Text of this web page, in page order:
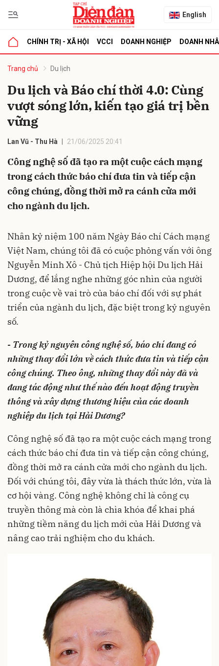
English
CHÍNH TRỊ - XÃ HỘI VCCI DOANH NGHIỆP DOANH
Trang chủ Du lịch
Du lịch và Báo chí thời 4.0: Cùng
vượt sóng lớn, kiến tạo giá trị bền
vững
Lan Vũ - Thu Hà 21/06/2025 20:41
Công nghệ số đã tạo ra một cuộc cách mạng
trong cách thức báo chí đưa tin và tiếp cận
công chúng, đồng thời mở ra cánh cửa mới
cho ngành du lịch.
Nhân kỷ niệm 100 năm Ngày Báo chí Cách mạng
Việt Nam, chúng tôi đã có cuộc phỏng vấn với ông
Nguyễn Minh Xô - Chủ tịch Hiệp hội Du lịch Hải
Dương, để lắng nghe những góc nhìn của người
trong cuộc về vai trò của báo chí đối với sự phát
triển của ngành du lịch, đặc biệt trong kỷ nguyên
số.
- Trong kỷ nguyên công nghệ số, báo chí đang có
những thay đổi lớn về cách thức đưa tin và tiếp cận
công chúng. Theo ông, những thay đổi này đã và
đang tác động như thế nào đến hoạt động truyền
thông và xây dựng thương hiệu của các doanh
nghiệp du lịch tại Hải Dương?
Công nghệ số đã tạo ra một cuộc cách mạng trong
cách thức báo chí đưa tin và tiếp cận công chúng,
đồng thời mở ra cánh cửa mới cho ngành du lịch.
Đối với chúng tôi, đây vừa là thách thức lớn, vừa là
cơ hội vàng. Công nghệ không chỉ là công cụ
truyền thông mà còn là chìa khóa để khai phá
những tiềm năng du lịch mới của Hải Dương và
nâng cao trải nghiệm cho du khách.
luận
Hủy